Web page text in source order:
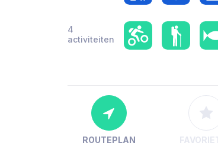
4
activiteiten
ROUTEPLAN